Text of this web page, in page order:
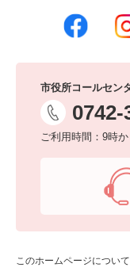
市役所コールセン
0742-
ご利用時間：9時
このホームページについて